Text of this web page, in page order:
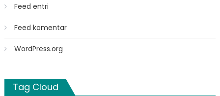
Feed entri
Feed komentar
WordPress.org
Tag Cloud